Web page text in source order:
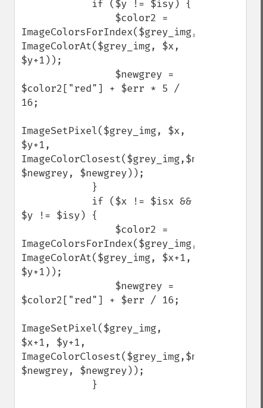
ImageColorsForIndex($grey_img,
ImageColorAt($grey_img, $x,
$y+1));
$color2["red"] + $err * 5 /
16;
ImageSetPixel($grey_img, $x,
$y+1,
ImageColorClosest($grey_img,$newgrey,
$newgrey, $newgrey));
$y != $isy) {
ImageColorsForIndex($grey_img,
ImageColorAt($grey_img, $x+1,
$y+1));
$color2["red"] + $err / 16;
ImageSetPixel($grey_img,
$x+1, $y+1,
ImageColorClosest($grey_img,$newgrey,
$newgrey, $newgrey));